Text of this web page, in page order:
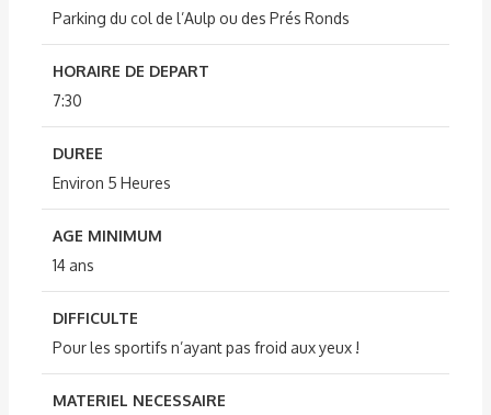
Parking du col de l’Aulp ou des Prés Ronds
HORAIRE DE DEPART
7:30
DUREE
Environ 5 Heures
AGE MINIMUM
14 ans
DIFFICULTE
Pour les sportifs n’ayant pas froid aux yeux !
MATERIEL NECESSAIRE